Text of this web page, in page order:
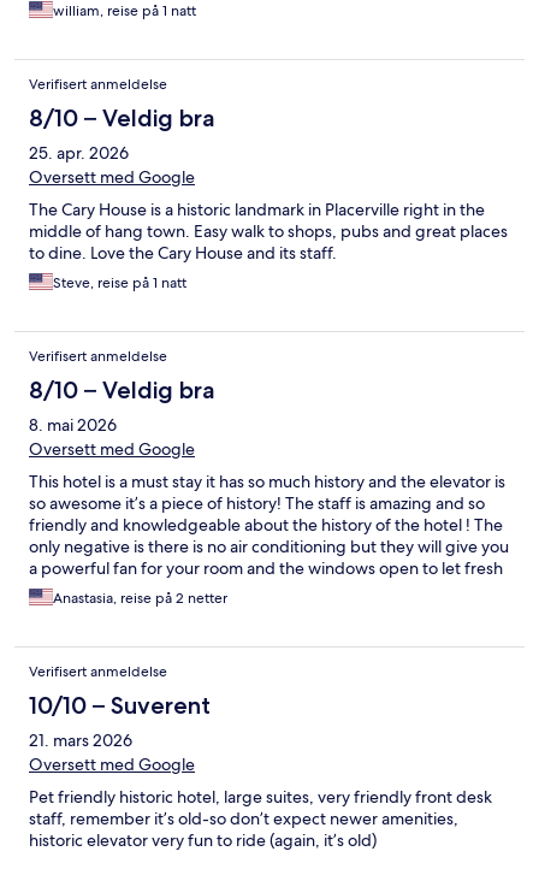
william, reise på 1 natt
Verifisert anmeldelse
8/10 – Veldig bra
25. apr. 2026
Oversett med Google
The Cary House is a historic landmark in Placerville right in the
middle of hang town. Easy walk to shops, pubs and great places
to dine. Love the Cary House and its staff.
Steve, reise på 1 natt
Verifisert anmeldelse
8/10 – Veldig bra
8. mai 2026
Oversett med Google
This hotel is a must stay it has so much history and the elevator is
so awesome it’s a piece of history! The staff is amazing and so
friendly and knowledgeable about the history of the hotel ! The
only negative is there is no air conditioning but they will give you
a powerful fan for your room and the windows open to let fresh
air in ! If you are traveling thru the area please stay here !
Anastasia, reise på 2 netter
Verifisert anmeldelse
10/10 – Suverent
21. mars 2026
Oversett med Google
Pet friendly historic hotel, large suites, very friendly front desk
staff, remember it’s old-so don’t expect newer amenities,
historic elevator very fun to ride (again, it’s old)